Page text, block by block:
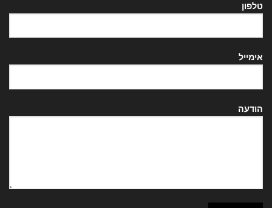
טלפון
אימייל
הודעה